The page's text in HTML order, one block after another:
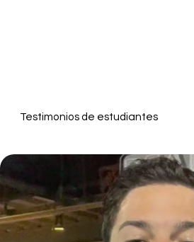
Testimonios de estudiantes